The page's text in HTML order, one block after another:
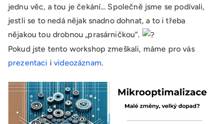
jednu věc, a tou je čekání… Společně jsme se podívali,
jestli se to nedá nějak snadno dohnat, a to i třeba
nějakou tou drobnou „prasárničkou“.
Pokud jste tento workshop zmeškali, máme pro vás
prezentaci ivideozáznam.